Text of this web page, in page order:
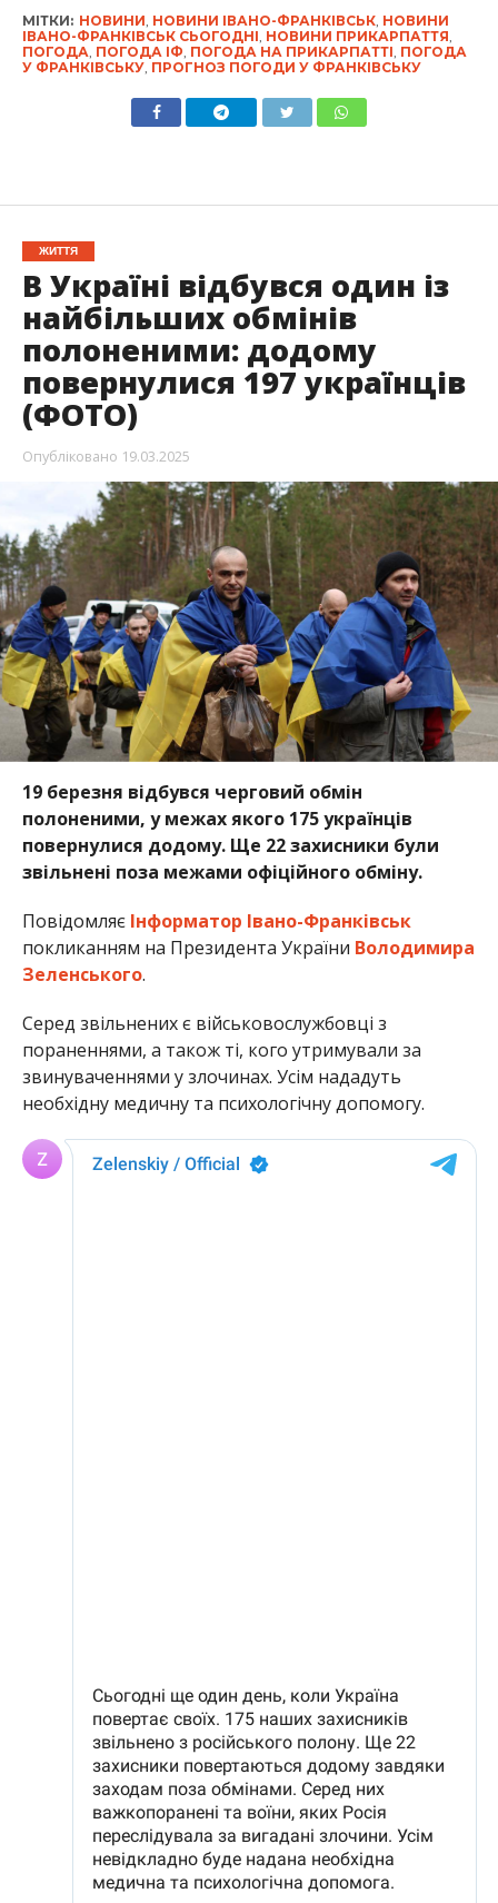
МІТКИ: НОВИНИ НОВИНИ ІВАНО-ФРАНКІВСЬК, НОВИНИ
ІВАНО-ФРАНКІВСЬК СЬОГОДНІ НОВИНИ ПРИКАРПАТТЯ
ПОГОДА ПОГОДА ІФ ПОГОДА НА ПРИКАРПАТТІ ПОГОДА
У ФРАНКІВСЬКУ, ПРОГНОЗ ПОГОДИ У ФРАНКІВСЬКУ
ЖИТТЯ
В Україні відбувся один із
найбільших обмінів
полоненими: додому
повернулися 197 українців
(ФОТО)
Опубліковано 19.03.2025
19 березня відбувся черговий обмін
полоненими, у межах якого 175 українців
повернулися додому. Ще 22 захисники були
звільнені поза межами офіційного обміну.
Повідомляє Інформатор Івано-Франківськ
покликанням на Президента України Володимира
Зеленського.
Серед звільнених є військовослужбовці з
пораненнями, а також ті, кого утримували за
звинуваченнями у злочинах. Усім нададуть
необхідну медичну та психологічну допомогу.